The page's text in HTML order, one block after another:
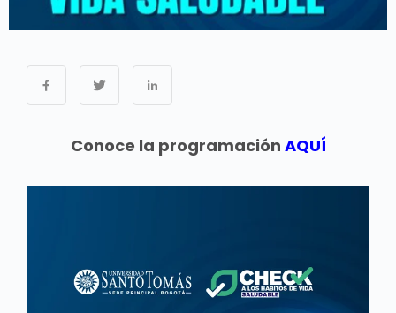
Conoce la programación AQUÍ